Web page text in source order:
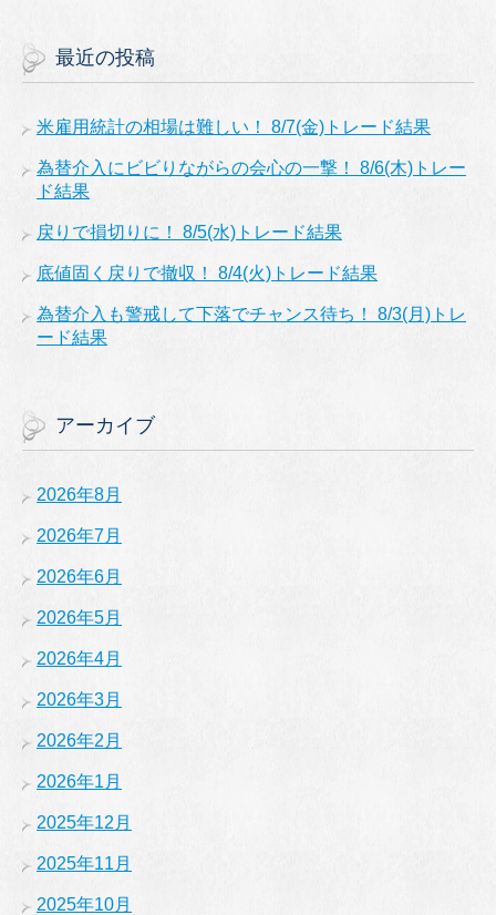
最近の投稿
米雇用統計の相場は難しい！ 8/7(金)トレード結果
為替介入にビビりながらの会心の一撃！ 8/6(木)トレー
ド結果
戻りで損切りに！ 8/5(水)トレード結果
底値固く戻りで撤収！ 8/4(火)トレード結果
為替介入も警戒して下落でチャンス待ち！ 8/3(月)トレ
ード結果
アーカイブ
2026年8月
2026年7月
2026年6月
2026年5月
2026年4月
2026年3月
2026年2月
2026年1月
2025年12月
2025年11月
2025年10月